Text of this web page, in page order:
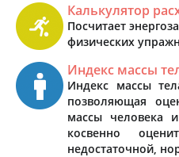
Калькулятор
Посчитает
физических
Индекс массы
Индекс массы
позволяющая
массы человека
косвенно
недостаточной,